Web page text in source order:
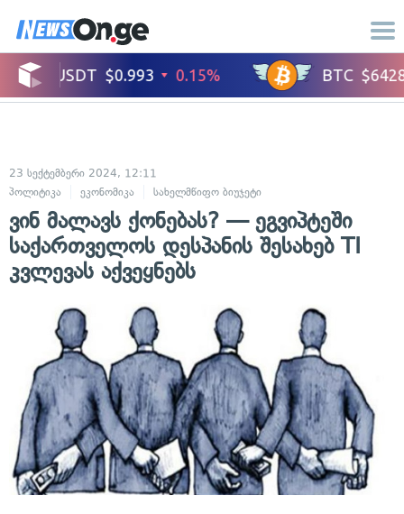
23 სექტემბერი 2024, 12:11
პოლიტიკა
ეკონომიკა სახელმწიფო ბიუჯეტი
ვინ მალავს ქონებას? — ეგვიპტეში
საქართველოს დესპანის შესახებ TI
კვლევას აქვეყნებს